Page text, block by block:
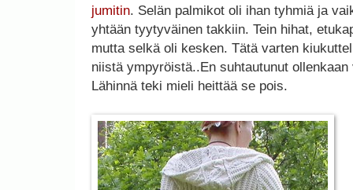
jumitin. Selän palmikot oli ihan tyhmiä ja
yhtään tyytyväinen takkiin. Tein hihat,
mutta selkä oli kesken. Tätä varten
niistä ympyröistä..En suhtautunut
Lähinnä teki mieli heittää se pois.